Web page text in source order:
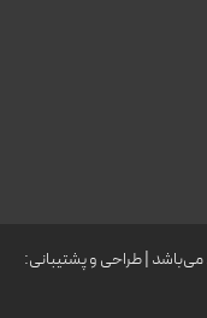
| طراحی و پشتیبانی: